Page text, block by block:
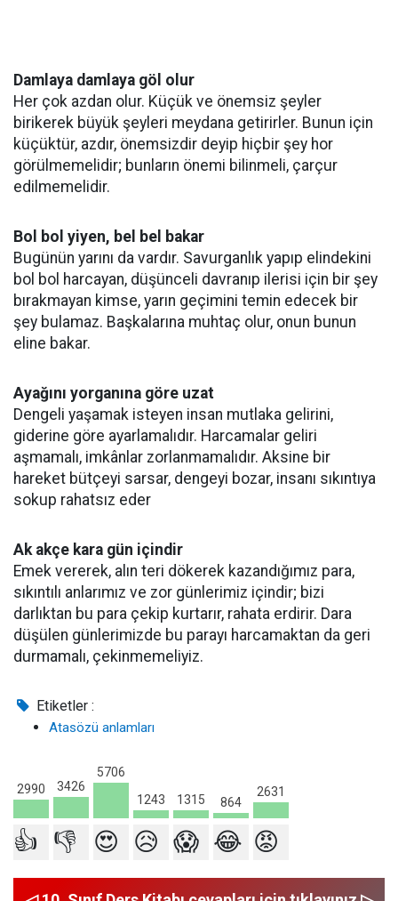
Damlaya damlaya göl olur
Her çok azdan olur. Küçük ve önemsiz şeyler
birikerek büyük şeyleri meydana getirirler. Bunun için
küçüktür, azdır, önemsizdir deyip hiçbir şey hor
görülmemelidir; bunların önemi bilinmeli, çarçur
edilmemelidir.
Bol bol yiyen, bel bel bakar
Bugünün yarını da vardır. Savurganlık yapıp elindekini
bol bol harcayan, düşünceli davranıp ilerisi için bir şey
bırakmayan kimse, yarın geçimini temin edecek bir
şey bulamaz. Başkalarına muhtaç olur, onun bunun
eline bakar.
Ayağını yorganına göre uzat
Dengeli yaşamak isteyen insan mutlaka gelirini,
giderine göre ayarlamalıdır. Harcamalar geliri
aşmamalı, imkânlar zorlanmamalıdır. Aksine bir
hareket bütçeyi sarsar, dengeyi bozar, insanı sıkıntıya
sokup rahatsız eder
Ak akçe kara gün içindir
Emek vererek, alın teri dökerek kazandığımız para,
sıkıntılı anlarımız ve zor günlerimiz içindir; bizi
darlıktan bu para çekip kurtarır, rahata erdirir. Dara
düşülen günlerimizde bu parayı harcamaktan da geri
durmamalı, çekinmemeliyiz.
Etiketler :
Atasözü anlamları
2990 3426
5706
1243
1315 864
2631
👍 👎 😍 😥 😱 😂 😡